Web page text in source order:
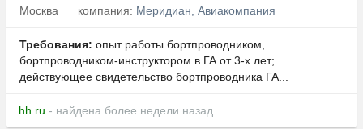
Москва компания: Меридиан, Авиакомпания
Требования: опыт работы бортпроводником,
бортпроводником-инструктором в ГА от 3-х лет;
действующее свидетельство бортпроводника ГА...
hh.ru - найдена более недели назад